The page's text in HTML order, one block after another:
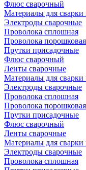
Флюс сварочный
Материалы для
Электроды сварочные
Проволока сплошная
Проволока порошковая
Прутки присадочные
Флюс сварочный
Ленты сварочные
Материалы для сварки
Электроды сварочные
Проволока сплошная
Проволока порошковая
Прутки присадочные
Флюс сварочный
Ленты сварочные
Материалы для сварки
Электроды сварочные
Проволока сплошная